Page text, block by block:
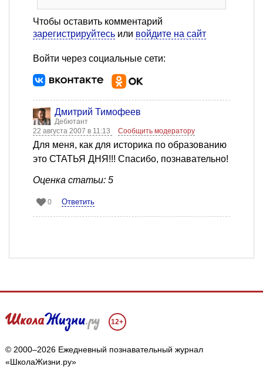
Чтобы оставить комментарий
зарегистрируйтесь или войдите на сайт
Войти через социальные сети:
Дмитрий Тимофеев
Дебютант
22 августа 2007 в 11:13
Сообщить модератору
Для меня, как для историка по образованию
это СТАТЬЯ ДНЯ!!! Спасибо, познавательно!
Оценка статьи: 5
0 Ответить
12+
© 2000–2026 Ежедневный познавательный журнал
«ШколаЖизни.ру»